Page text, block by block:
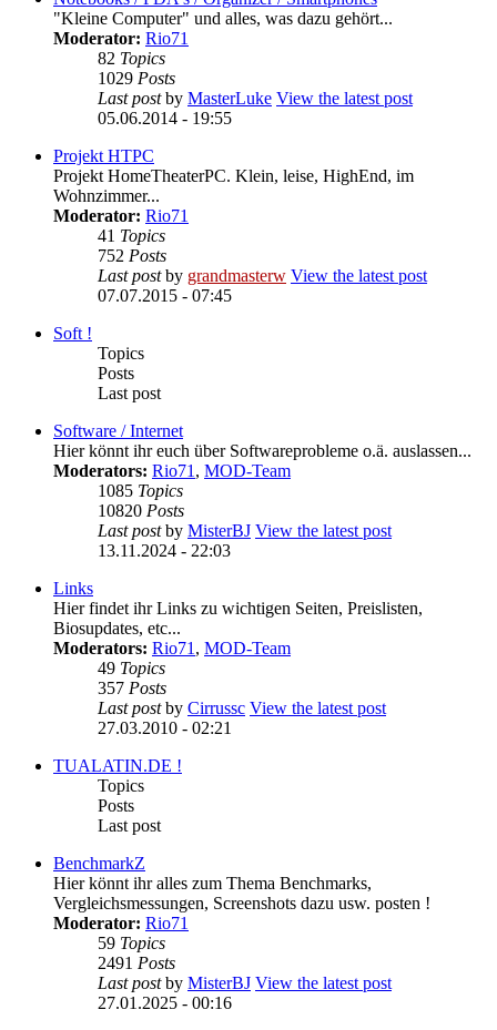
"Kleine Computer" und alles, was dazu gehört...
Moderator: Rio71
82 Topics
1029 Posts
Last postby MasterLuke View the latest post
05.06.2014 - 19:55
Projekt HTPC
Projekt HomeTheaterPC. Klein, leise, HighEnd, im
Wohnzimmer...
Moderator: Rio71
41 Topics
752 Posts
Last postby grandmasterw View the latest post
07.07.2015 - 07:45
Soft !
Topics
Posts
Last post
Software / Internet
Hier könnt ihr euch über Softwareprobleme o.ä. auslassen...
Moderators: Rio71, MOD-Team
1085 Topics
10820 Posts
Last postby MisterBJ View the latest post
13.11.2024 - 22:03
Links
Hier findet ihr Links zu wichtigen Seiten, Preislisten,
Biosupdates, etc...
Moderators: Rio71, MOD-Team
49 Topics
357 Posts
Last postby Cirrussc View the latest post
27.03.2010 - 02:21
TUALATIN.DE !
Topics
Posts
Last post
BenchmarkZ
Hier könnt ihr alles zum Thema Benchmarks,
Vergleichsmessungen, Screenshots dazu usw. posten !
Moderator: Rio71
59 Topics
2491 Posts
Last postby MisterBJ View the latest post
27.01.2025 - 00:16